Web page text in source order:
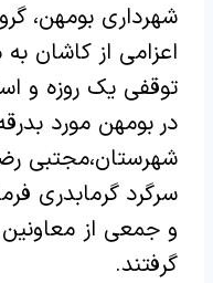
اعزامی از کاشان
توقفی یک روزه و
در بومهن مورد
شهرستان،مجتبی
سرگرد گرمابدری
و جمعی از معاونین
گرفتند.